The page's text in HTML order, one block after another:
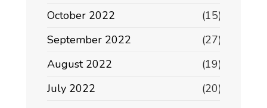
October 2022
(15)
September 2022
(27)
August 2022
(19)
July 2022
(20)